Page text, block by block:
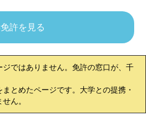
許を見る
ではありません。免許の窓口が、 千
とめたページです。大学との提携・
ん。